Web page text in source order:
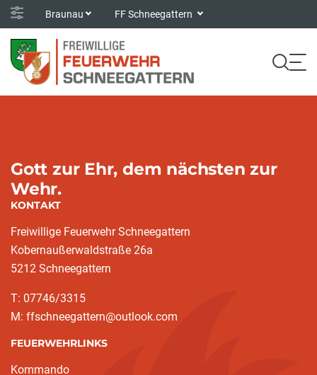
Braunau FF Schneegattern
Gott zur Ehr, dem nächsten zur
Wehr.
KONTAKT
Freiwillige Feuerwehr Schneegattern
Kobernaußerwaldstraße 26a
5212 Schneegattern
T: 07746/3315
M: ffschneegattern@outlook.com
FEUERWEHRLINKS
Kommando(current)